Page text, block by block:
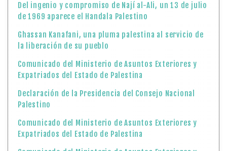
Del ingenio y compromiso de Nají al-Ali, un 13 de julio
de 1969 aparece el Handala Palestino
Ghassan Kanafani, una pluma palestina al servicio de
la liberación de su pueblo
Comunicado del Ministerio de Asuntos Exteriores y
Expatriados del Estado de Palestina
Declaración de la Presidencia del Consejo Nacional
Palestino
Comunicado del Ministerio de Asuntos Exteriores y
Expatriados del Estado de Palestina